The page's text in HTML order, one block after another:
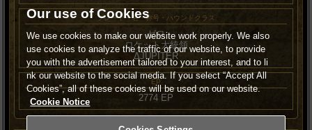
プレーヤー名・称号・ハウンドクラス
ゼロ
ロケット大統領
ΔJUPITER
EP
2774 EP
Our use of Cookies
We use cookies to make our website work properly. We also
use cookies to analyze the traffic of our website, to provide
you with the advertisement tailored to your interest, and to li
nk our website to the social media. If you select “Accept All
Cookies”, all of these cookies will be used on our website.
Cookie Notice